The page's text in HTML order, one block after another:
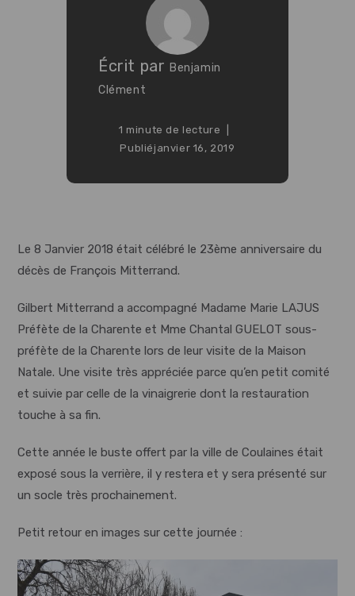
Écrit par Benjamin
Clément
1 minute de lecture
Publié janvier 16, 2019
Le 8 Janvier 2018 était célébré le 23ème anniversaire du
décès de François Mitterrand.
Gilbert Mitterrand a accompagné Madame Marie LAJUS
Préfète de la Charente et Mme Chantal GUELOT sous-
préfète de la Charente lors de leur visite de la Maison
Natale. Une visite très appréciée parce qu’en petit comité
et suivie par celle de la vinaigrerie dont la restauration
touche à sa fin.
Cette année le buste offert par la ville de Coulaines était
exposé sous la verrière, il y restera et y sera présenté sur
un socle très prochainement.
Petit retour en images sur cette journée :